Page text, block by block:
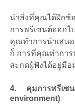
นำสิ่งที่คุณได้ฝึกซ้
การพรีเซนต์ออก
คุณทำการนำเสนอ
ก็ การที่คุณทำการ
สะกดผู้ฟังได้อยู่มือ
4. คุมการพรีเซน
environment)